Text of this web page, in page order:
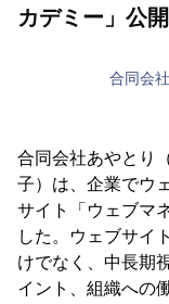
カデミー」公開
合同会
合同会社あやとり
子）は、企業でウ
サイト「ウェブマ
した。ウェブサイ
けでなく、中長期
イント、組織への